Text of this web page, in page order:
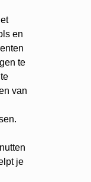
en
te
van
je